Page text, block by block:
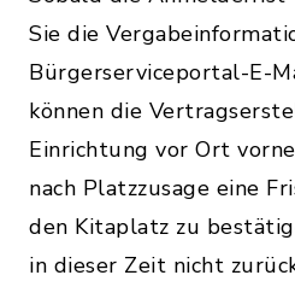
Sie die
Bürgerserviceportal-E-
können die
Einrichtung vor Ort
nach Platzzusage eine
den Kitaplatz zu
in dieser Zeit nicht